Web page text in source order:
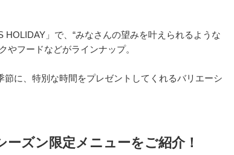
HOLIDAY」で、“みなさんの望みを叶えられるような
やフードなどがラインナップ。
に、特別な時間をプレゼントしてくれるバリエーシ
ーズン限定メニューをご紹介！